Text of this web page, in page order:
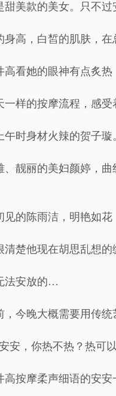
甜美款的美女。只不过
身高，白皙的肌肤，
高看她的眼神有点炙
一样的按摩流程，感受
午时身材火辣的贺子璇
、靓丽的美妇颜婷，
见的陈雨洁，明艳如花
清楚他现在胡思乱想的
法安放的…
，今晚大概需要用传
安，你热不热？热可
高按摩柔声细语的安